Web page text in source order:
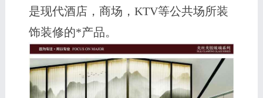
是现代酒店，商场，KTV等公共场所装
饰装修的*产品。